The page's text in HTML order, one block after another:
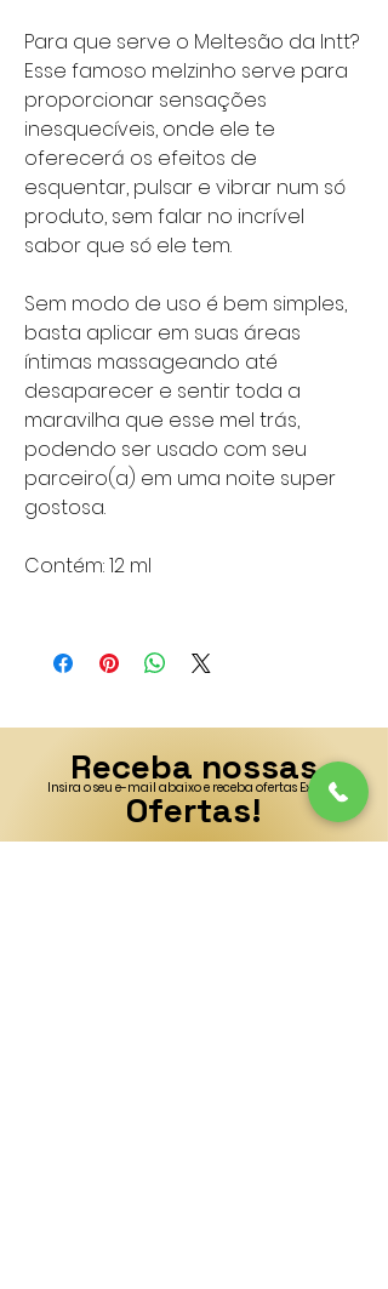
Para que serve o Meltesão da Intt?
Esse famoso melzinho serve para
proporcionar sensações
inesquecíveis, onde ele te
oferecerá os efeitos de
esquentar, pulsar e vibrar num só
produto, sem falar no incrível
sabor que só ele tem.
Sem modo de uso é bem simples,
basta aplicar em suas áreas
íntimas massageando até
desaparecer e sentir toda a
maravilha que esse mel trás,
podendo ser usado com seu
parceiro(a) em uma noite super
gostosa.
Contém: 12 ml
Receba nossas
Ofertas!
Insira o seu e-mail abaixo e receba ofertas Exclusivas!